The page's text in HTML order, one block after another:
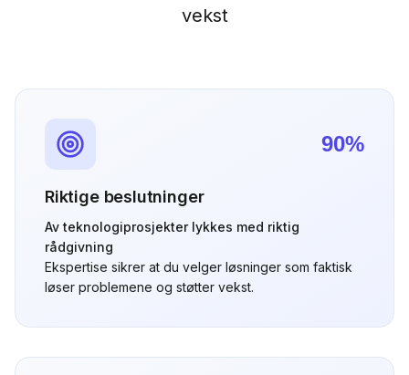
vekst
90%
Riktige beslutninger
Av teknologiprosjekter lykkes med riktig
rådgivning
Ekspertise sikrer at du velger løsninger som faktisk
løser problemene og støtter vekst.